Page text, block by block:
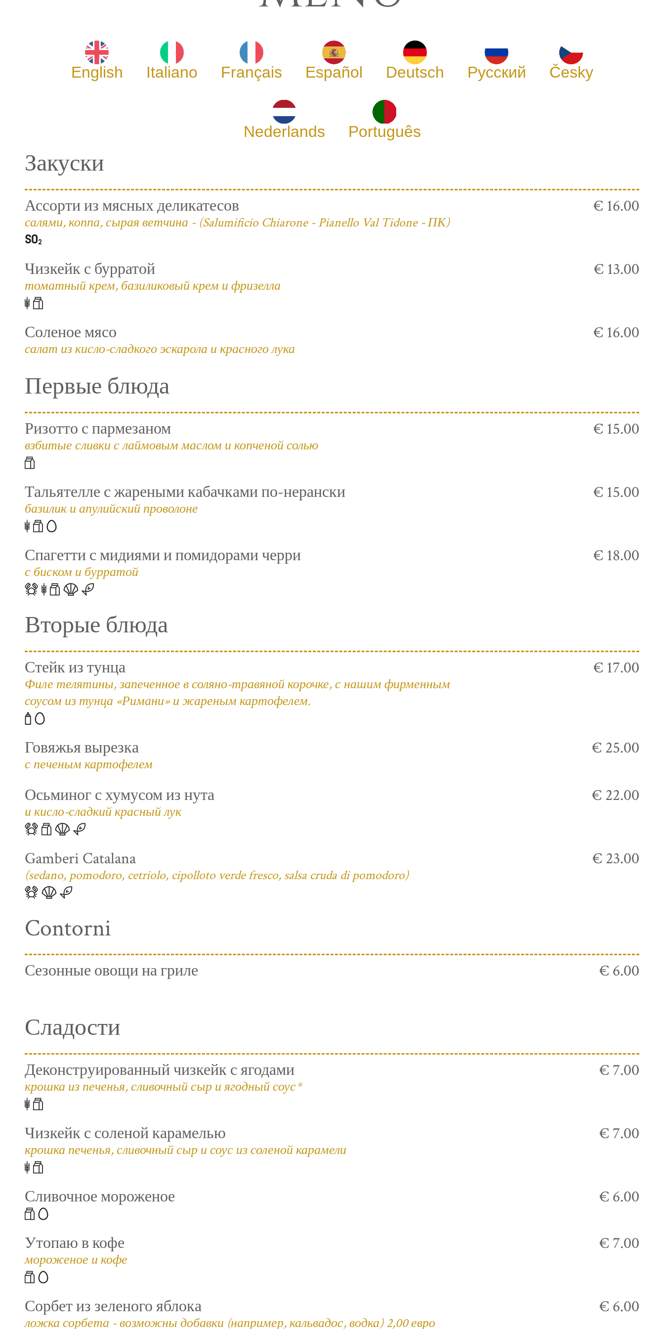
English Italiano Français Español Deutsch Русский Česky
Nederlands Português
Закуски
Ассорти из мясных деликатесов
салями, коппа, сырая ветчина - (Salumificio Chiarone - Pianello Val Tidone - ПК)
€ 16.00
Чизкейк с бурратой
томатный крем, базиликовый крем и фризелла
€ 13.00
Соленое мясо
салат из кисло-сладкого эскарола и красного лука
€ 16.00
Первые блюда
Ризотто с пармезаном
взбитые сливки с лаймовым маслом и копченой солью
€ 15.00
Тальятелле с жареными кабачками по-нерански
базилик и апулийский проволоне
€ 15.00
Спагетти с мидиями и помидорами черри
с биском и бурратой
€ 18.00
Вторые блюда
Стейк из тунца
Филе телятины, запеченное в соляно-травяной корочке, с нашим фирменным
соусом из тунца «Римани» и жареным картофелем.
€ 17.00
Говяжья вырезка
с печеным картофелем
€ 25.00
Осьминог с хумусом из нута
и кисло-сладкий красный лук
€ 22.00
Gamberi Catalana
(sedano, pomodoro, cetriolo, cipolloto verde fresco, salsa cruda di pomodoro)
€ 23.00
Contorni
Сезонные овощи на гриле € 6.00
Сладости
Деконструированный чизкейк с ягодами
крошка из печенья, сливочный сыр и ягодный соус*
€ 7.00
Чизкейк с соленой карамелью
крошка печенья, сливочный сыр и соус из соленой карамели
€ 7.00
Сливочное мороженое € 6.00
Утопаю в кофе
мороженое и кофе
€ 7.00
Сорбет из зеленого яблока
ложка сорбета - возможны добавки (например, кальвадос, водка) 2,00 евро
€ 6.00